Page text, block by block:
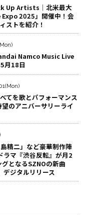
ェ
ア
す
る
Up Artists│北米最大
2025」開催中！会
ストを紹介！
Namco Music Live
月18日
てを歌とパフォーマンス
のアニバーサリーライ
精二」など豪華制作陣
ラマ『渋谷反転』が月2
となるSZNOの新曲
デジタルリリース